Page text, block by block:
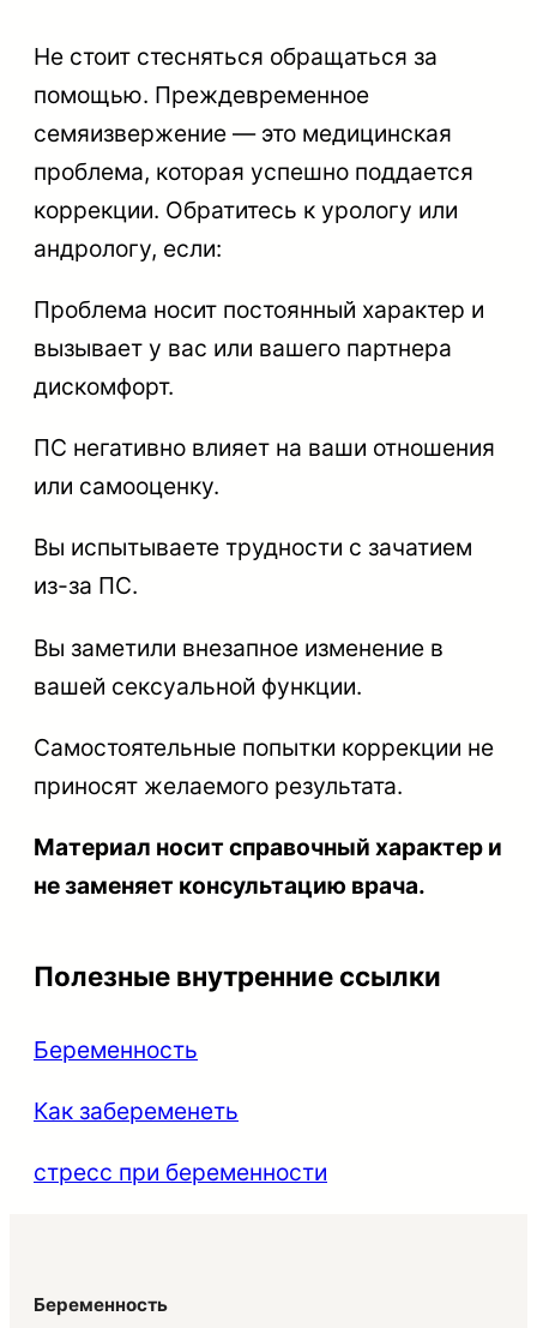
Не стоит стесняться обращаться за
помощью. Преждевременное
семяизвержение — это медицинская
проблема, которая успешно поддается
коррекции. Обратитесь к урологу или
андрологу, если:
Проблема носит постоянный характер и
вызывает у вас или вашего партнера
дискомфорт.
ПС негативно влияет на ваши отношения
или самооценку.
Вы испытываете трудности с зачатием
из-за ПС.
Вы заметили внезапное изменение в
вашей сексуальной функции.
Самостоятельные попытки коррекции не
приносят желаемого результата.
Материал носит справочный характер и
не заменяет консультацию врача.
Полезные внутренние ссылки
Беременность
Как забеременеть
стресс при беременности
Беременность